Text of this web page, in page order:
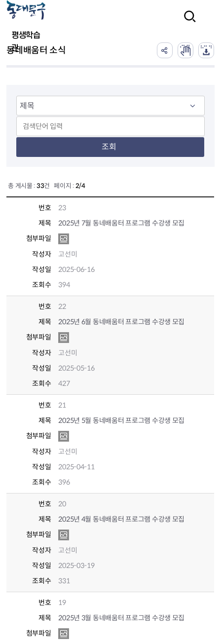
평생학습
관
동네배움터 소식
조회
총 게시물 : 33건 페이지 : 2/4
번호
23
제목
2025년 7월 동네배움터 프로그램 수강생 모집
첨부파일
작성자
고선미
작성일
2025-06-16
조회수
394
번호
22
제목
2025년 6월 동네배움터 프로그램 수강생 모집
첨부파일
작성자
고선미
작성일
2025-05-16
조회수
427
번호
21
제목
2025년 5월 동네배움터 프로그램 수강생 모집
첨부파일
작성자
고선미
작성일
2025-04-11
조회수
396
번호
20
제목
2025년 4월 동네배움터 프로그램 수강생 모집
첨부파일
작성자
고선미
작성일
2025-03-19
조회수
331
번호
19
제목
2025년 3월 동네배움터 프로그램 수강생 모집
첨부파일